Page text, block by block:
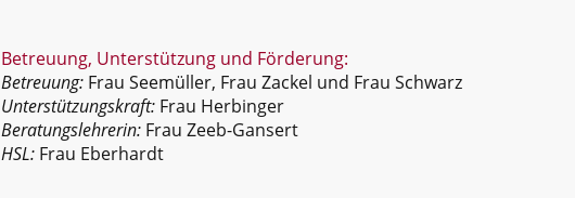
Betreuung, Unterstützung und Förderung:
Betreuung: Frau Seemüller, Frau Zackel und Frau Schwarz
Unterstützungskraft: Frau Herbinger
Beratungslehrerin: Frau Zeeb-Gansert
HSL: Frau Eberhardt